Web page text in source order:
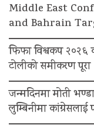
Middle East
and Bahrain
फिफा विश्वकप
टोलीको समीकरण पूरा
जन्मदिनमा मोती
लुम्बिनीमा कांग्रेसलाई